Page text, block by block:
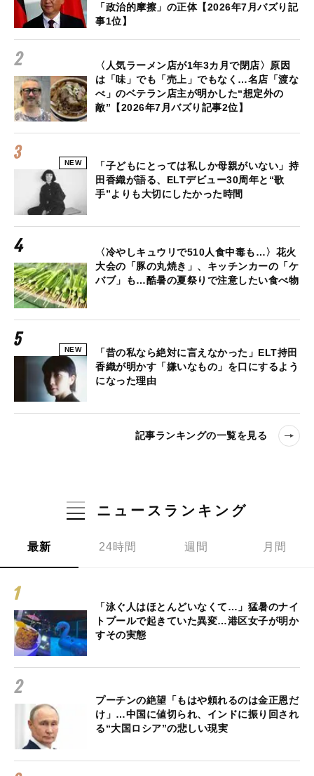
「政治的摩擦」の正体【2026年7月バズり記
事1位】
〈人気ラーメン店が1年3カ月で閉店〉原因
は「味」でも「売上」でもなく…名店「渡な
べ」のベテラン店主が明かした“想定外の
敵”【2026年7月バズり記事2位】
NEW
「子どもにとっては私しか母親がいない」持
田香織が語る、ELTデビュー30周年と“歌
手”よりも大切にしたかった時間
〈冷やしキュウリで510人食中毒も…〉花火
大会の「豚の丸焼き」、キッチンカーの「ケ
バブ」も…酷暑の夏祭りで注意したい食べ物
NEW
「昔の私なら絶対に言えなかった」ELT持田
香織が明かす「嫌いなもの」を口にするよう
になった理由
記事ランキングの一覧を見る
ニュースランキング
最新 24時間 週間 月間
「泳ぐ人はほとんどいなくて…」猛暑のナイ
トプールで起きていた異変…港区女子が明か
すその実態
プーチンの絶望「もはや頼れるのは金正恩だ
け」…中国に値切られ、インドに振り回され
る“大国ロシア”の悲しい現実